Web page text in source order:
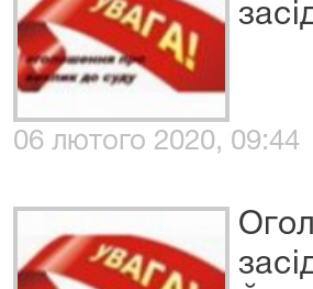
06 лютого 2020, 09:44